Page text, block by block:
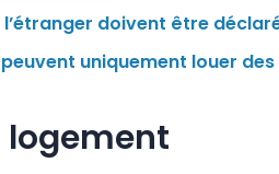
doivent être
uniquement louer
logement